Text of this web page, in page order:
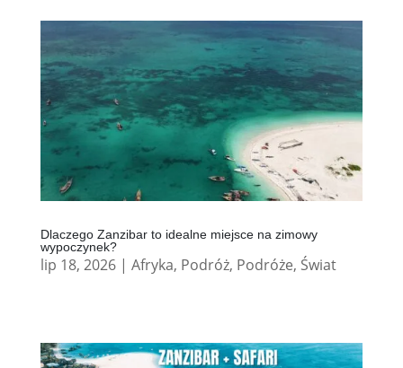
Dlaczego Zanzibar to idealne miejsce na zimowy
wypoczynek?
lip 18, 2026| Afryka, Podróż, Podróże, Świat